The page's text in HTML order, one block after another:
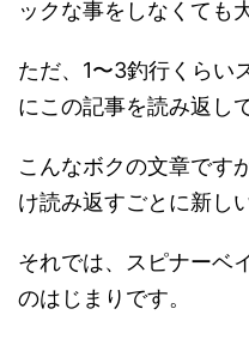
ックな事をしなくても
ただ、1〜3釣行くらい
にこの記事を読み返し
こんなボクの文章です
け読み返すごとに新し
それでは、スピナーベ
のはじまりです。